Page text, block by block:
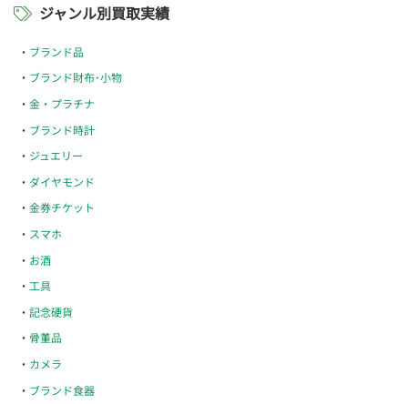
ジャンル別買取実績
ブランド品
ブランド財布･小物
金・プラチナ
ブランド時計
ジュエリー
ダイヤモンド
金券チケット
スマホ
お酒
工具
記念硬貨
骨董品
カメラ
ブランド食器